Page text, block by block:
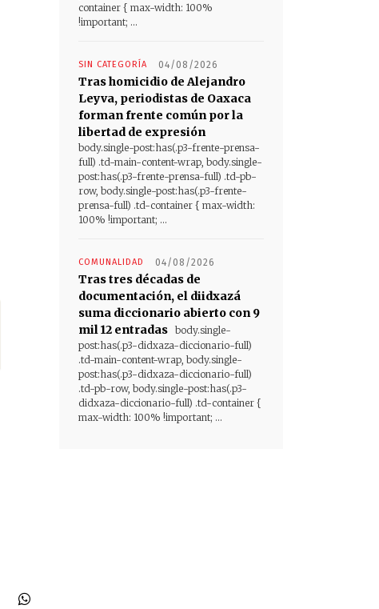
container { max-width: 100%
!important; ...
SIN CATEGORÍA 04/08/2026
Tras homicidio de Alejandro
Leyva, periodistas de Oaxaca
forman frente común por la
libertad de expresión
body.single-post:has(.p3-frente-prensa-
full) .td-main-content-wrap, body.single-
post:has(.p3-frente-prensa-full) .td-pb-
row, body.single-post:has(.p3-frente-
prensa-full) .td-container { max-width:
100% !important; ...
COMUNALIDAD 04/08/2026
Tras tres décadas de
documentación, el diidxazá
suma diccionario abierto con 9
mil 12 entradas body.single-
post:has(.p3-didxaza-diccionario-full)
.td-main-content-wrap, body.single-
post:has(.p3-didxaza-diccionario-full)
.td-pb-row, body.single-post:has(.p3-
didxaza-diccionario-full) .td-container {
max-width: 100% !important; ...